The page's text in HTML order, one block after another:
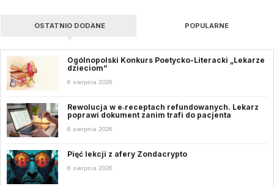
OSTATNIO DODANE POPULARNE
Ogólnopolski Konkurs Poetycko-Literacki „Lekarze
dzieciom”
6 sierpnia 2026
Rewolucja w e‑receptach refundowanych. Lekarz
poprawi dokument zanim trafi do pacjenta
6 sierpnia 2026
Pięć lekcji z afery Zondacrypto
6 sierpnia 2026